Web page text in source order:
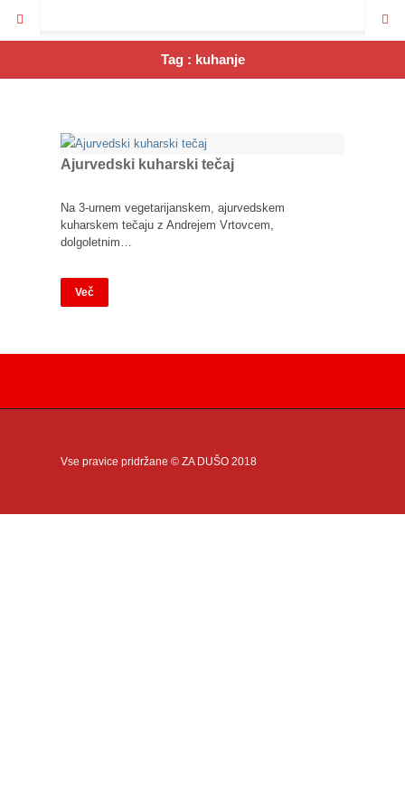
Tag : kuhanje
Ajurvedski kuharski tečaj
Na 3-urnem vegetarijanskem, ajurvedskem
kuharskem tečaju z Andrejem Vrtovcem,
dolgoletnim…
Več
Vse pravice pridržane © ZA DUŠO 2018